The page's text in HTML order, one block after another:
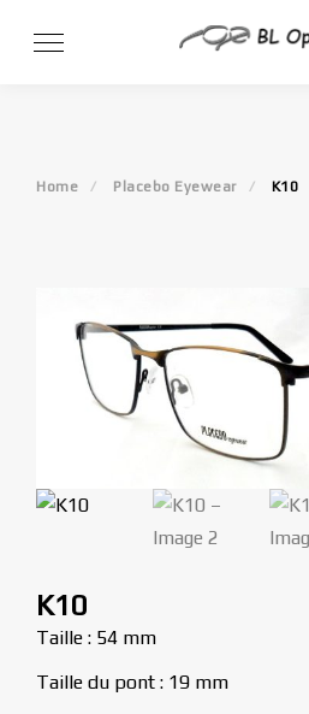
Home Placebo Eyewear K10
K10
Taille : 54 mm
Taille du pont : 19 mm